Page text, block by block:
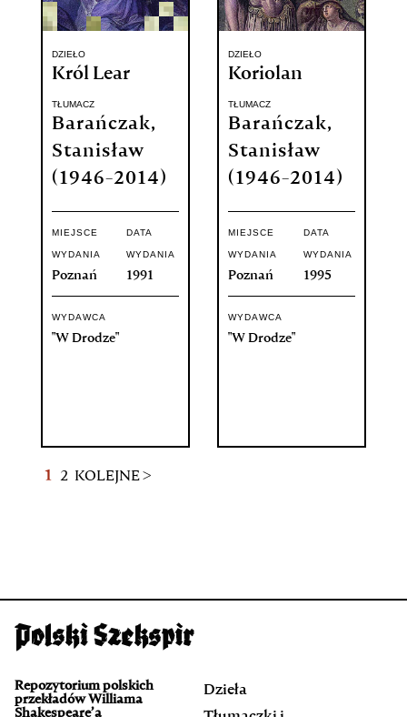
DZIEŁO
Król Lear
TŁUMACZ
Barańczak,
Stanisław
(1946-2014)
MIEJSCE
WYDANIA
Poznań
DATA
WYDANIA
1991
WYDAWCA
"W Drodze"
DZIEŁO
Koriolan
TŁUMACZ
Barańczak,
Stanisław
(1946-2014)
MIEJSCE
WYDANIA
Poznań
DATA
WYDANIA
1995
WYDAWCA
"W Drodze"
1 2 KOLEJNE >
Repozytorium polskich
przekładów Williama
Shakespeare’a
Dzieła